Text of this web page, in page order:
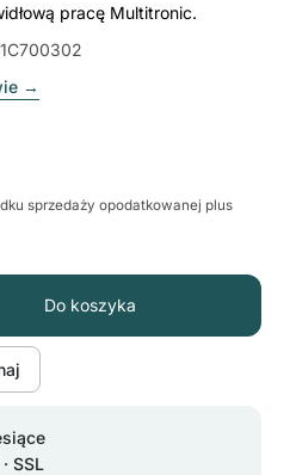
pracę Multitronic.
→
sprzedaży opodatkowanej plus
Do koszyka
SSL